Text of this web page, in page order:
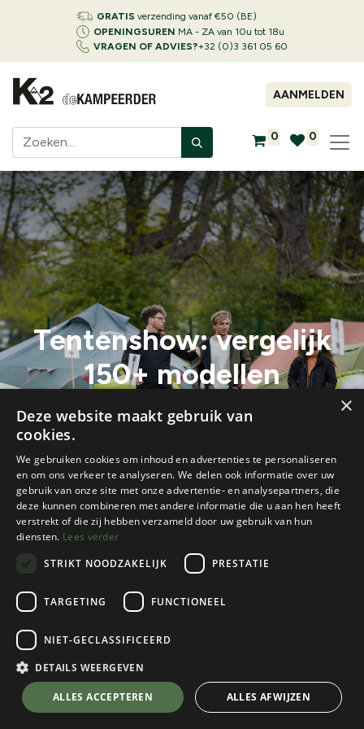
GRATIS verzending vanaf €50 (BE)
OPENINGSUREN MA - ZA van 10u tot 18u
VRAGEN OF ADVIES?+32 (0)3 361 05 60
AANMELDEN
0 0
Tentenshow: vergelijk
150+ modellen
En vind je ideale tent!
Alle blogs
Tenten
Tentenshow: vergelijk 150+ modellen
Tekst: Maya Toebat & Arne Monstrey
De lente hangt in de lucht en het avontuur roept! Voor
×
Deze website maakt gebruik van
cookies.
We gebruiken cookies om inhoud en advertenties te personaliseren
en om ons verkeer te analyseren. We delen ook informatie over uw
gebruik van onze site met onze advertentie- en analysepartners, die
deze kunnen combineren met andere informatie die u aan hen heeft
verstrekt of die zij hebben verzameld door uw gebruik van hun
diensten. Lees verder
STRIKT NOODZAKELIJK
PRESTATIE
TARGETING FUNCTIONEEL
NIET-GECLASSIFICEERD
DETAILS WEERGEVEN
ALLES ACCEPTEREN ALLES AFWIJZEN